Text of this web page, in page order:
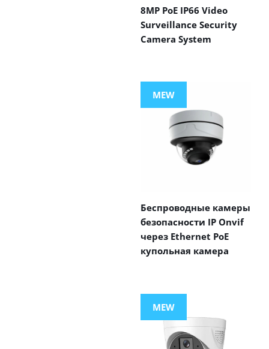
8MP PoE IP66 Video
Surveillance Security
Camera System
MEW
Беспроводные камеры
безопасности IP Onvif
через Ethernet PoE
купольная камера
MEW